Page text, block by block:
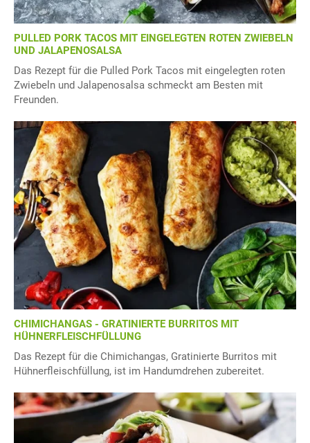
PULLED PORK TACOS MIT EINGELEGTEN ROTEN ZWIEBELN
UND JALAPENOSALSA
Das Rezept für die Pulled Pork Tacos mit eingelegten roten
Zwiebeln und Jalapenosalsa schmeckt am Besten mit
Freunden.
CHIMICHANGAS - GRATINIERTE BURRITOS MIT
HÜHNERFLEISCHFÜLLUNG
Das Rezept für die Chimichangas, Gratinierte Burritos mit
Hühnerfleischfüllung, ist im Handumdrehen zubereitet.